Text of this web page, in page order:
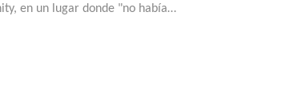
en un lugar donde "no había…